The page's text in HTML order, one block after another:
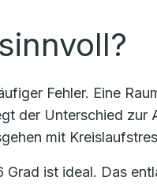
Fehler. Eine
der Unterschied zur
mit
ist ideal. Das